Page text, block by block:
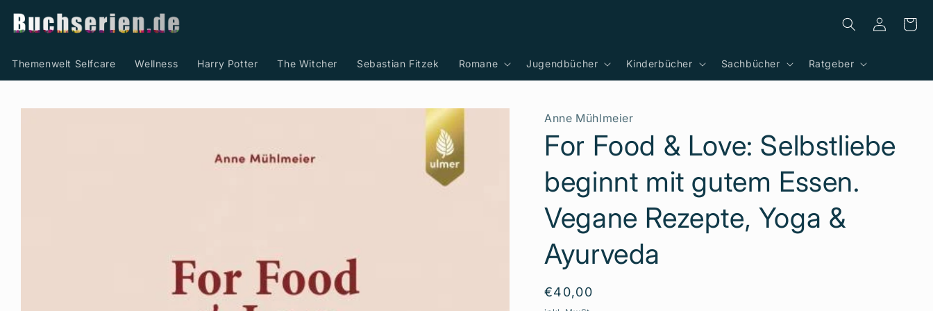
zum
Inhalt
Themenwelt Selfcare Wellness Harry Potter The Witcher Sebastian Fitzek Romane Jugendbücher Kinderbücher Sachbücher Ratgeber
Einloggen
Zu
Anne Mühlmeier
For Food & Love: Selbstliebe
beginnt mit gutem Essen.
Vegane Rezepte, Yoga &
Ayurveda
Normaler
€40,00